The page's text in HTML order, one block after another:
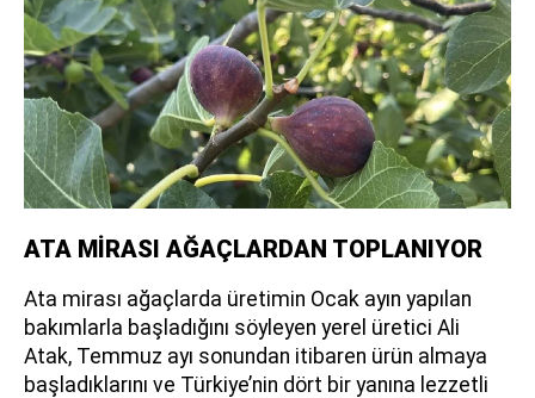
ATA MİRASI AĞAÇLARDAN TOPLANIYOR
Ata mirası ağaçlarda üretimin Ocak ayın yapılan
bakımlarla başladığını söyleyen yerel üretici Ali
Atak, Temmuz ayı sonundan itibaren ürün almaya
başladıklarını ve Türkiye’nin dört bir yanına lezzetli